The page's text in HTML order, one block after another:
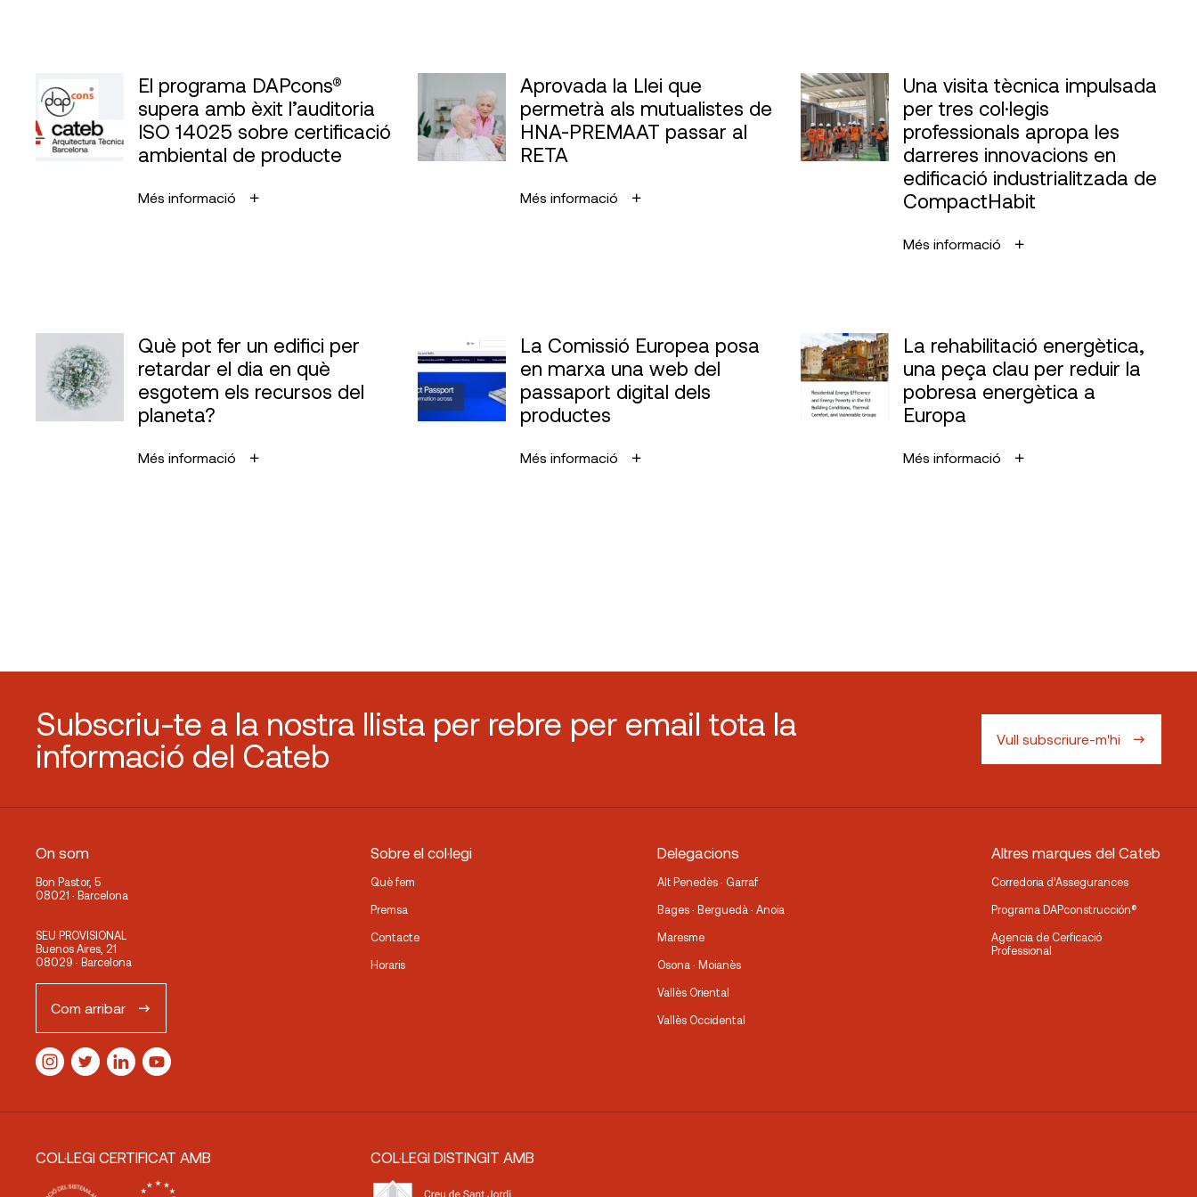
El programa DAPcons®
supera amb èxit l’auditoria
ISO 14025 sobre certificació
ambiental de producte
Més informació
Aprovada la Llei que
permetrà als mutualistes de
HNA-PREMAAT passar al
RETA
Més informació
Una visita tècnica impulsada
per tres col·legis
professionals apropa les
darreres innovacions en
edificació industrialitzada de
CompactHabit
Més informació
Què pot fer un edifici per
retardar el dia en què
esgotem els recursos del
planeta?
Més informació
La Comissió Europea posa
en marxa una web del
passaport digital dels
productes
Més informació
La rehabilitació energètica,
una peça clau per reduir la
pobresa energètica a
Europa
Més informació
Subscriu-te a la nostra llista per rebre per email tota la
informació del Cateb
Vull subscriure-m'hi
On som
Bon Pastor, 5
08021 · Barcelona
SEU PROVISIONAL
Buenos Aires, 21
08029 · Barcelona
Com arribar
Sobre el col·legi
Què fem
Premsa
Contacte
Horaris
Delegacions
Alt Penedès · Garraf
Bages · Berguedà · Anoia
Maresme
Osona · Moianès
Vallès Oriental
Vallès Occidental
Altres marques del Cateb
Corredoria d’Assegurances
Programa DAPconstrucción®
Agencia de Cerficació
Professional
COL·LEGI CERTIFICAT AMB COL·LEGI DISTINGIT AMB